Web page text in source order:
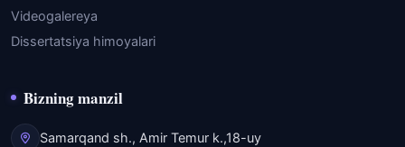
Videogalereya
Dissertatsiya himoyalari
Bizning manzil
Samarqand sh., Amir Temur k.,18-uy